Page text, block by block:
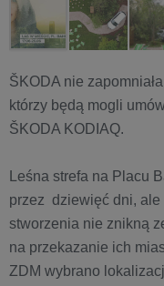
ŠKODA nie
którzy będą mogli
ŠKODA KODIAQ.
Leśna strefa na Placu
przez dziewięć dni,
stworzenia nie znikną
na przekazanie ich
ZDM wybrano